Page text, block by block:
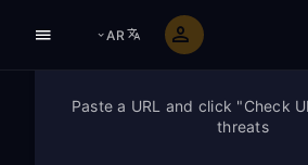
AR
Paste a URL and click "Check
threats